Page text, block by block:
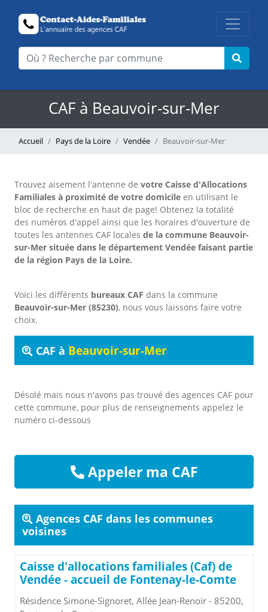
CAF à Beauvoir-sur-Mer
Accueil Pays de la Loire Vendée Beauvoir-sur-Mer
Trouvez aisement l'antenne de votre Caisse d'Allocations
Familiales à proximité de votre domicile en utilisant le
bloc de recherche en haut de page! Obtenez la totalité
des numéros d'appel ainsi que les horaires d'ouverture de
toutes les antennes CAF locales de la commune Beauvoir-
sur-Mer située dans le département Vendée faisant partie
de la région Pays de la Loire.
Voici les différents bureaux CAF dans la commune
Beauvoir-sur-Mer (85230), nous vous laissons faire votre
choix.
CAF à Beauvoir-sur-Mer
Désolé mais nous n'avons pas trouvé des agences CAF pour
cette commune, pour plus de renseignements appelez le
numéro ci-dessous
Appeler ma CAF
Agences CAF dans les communes
voisines
Caisse d'allocations familiales (Caf) de
Vendée - accueil de Fontenay-le-Comte
Résidence Simone-Signoret, Allée Jean-Renoir - 85200,